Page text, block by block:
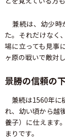
兼続は、幼少時
た。それだけなく
場に立っても見事
ヶ原の戦いで敵対
景勝の信頼の
兼続は1560年に
れ、幼い頃から越
養子）に仕えます
まりです。